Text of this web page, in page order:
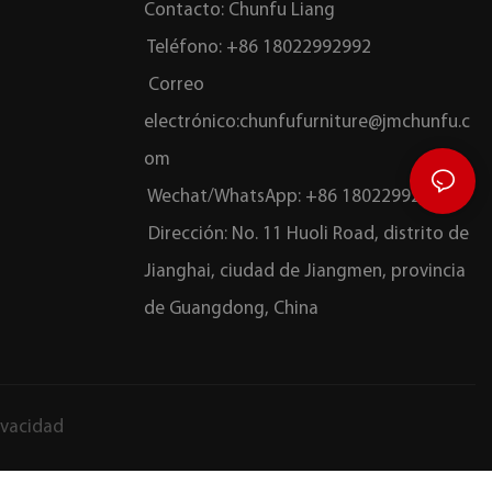
Contacto: Chunfu Liang
Teléfono: +86 18022992992
Correo
electrónico:chunfufurniture@jmchunfu.c
om
Wechat/WhatsApp: +86 18022992992
Dirección: No. 11 Huoli Road, distrito de
Jianghai, ciudad de Jiangmen, provincia
de Guangdong, China